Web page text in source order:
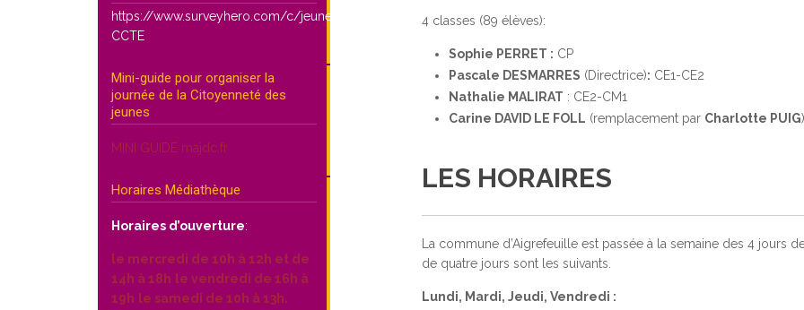
https://www.surveyhero.com/c/jeunes-
CCTE
Mini-guide pour organiser la
journée de la Citoyenneté des
jeunes
MINI GUIDE majdc.fr
Horaires Médiathèque
Horaires d’ouverture:
le mercredi de 10h à 12h et de
14h à 18h le vendredi de 16h à
19h le samedi de 10h à 13h.
4 classes (89 élèves):
Sophie PERRET : CP
Pascale DESMARRES (Directrice): CE1-CE2
Nathalie MALIRAT : CE2-CM1
Carine DAVID LE FOLL (remplacement par Charlotte PUIG
LES HORAIRES
La commune d’Aigrefeuille est passée à la semaine des 4 jours
de quatre jours sont les suivants.
Lundi, Mardi, Jeudi, Vendredi :